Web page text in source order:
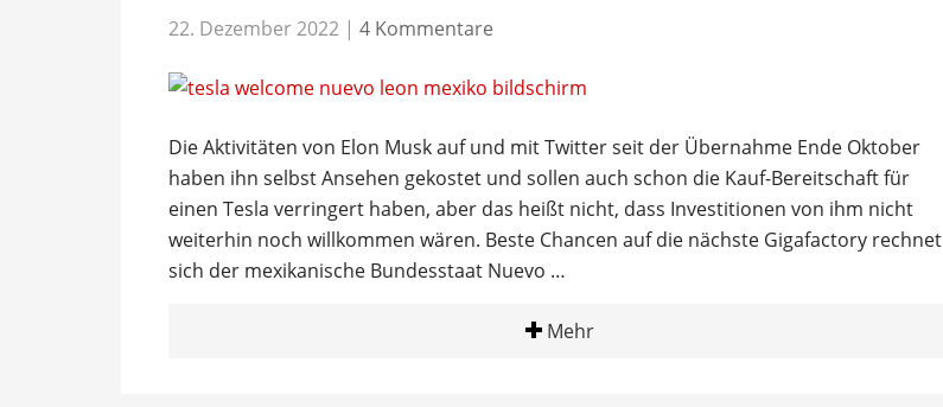
22. Dezember 2022 | 4 Kommentare
Die Aktivitäten von Elon Musk auf und mit Twitter seit der Übernahme Ende Oktober
haben ihn selbst Ansehen gekostet und sollen auch schon die Kauf-Bereitschaft für
einen Tesla verringert haben, aber das heißt nicht, dass Investitionen von ihm nicht
weiterhin noch willkommen wären. Beste Chancen auf die nächste Gigafactory rechnet
sich der mexikanische Bundesstaat Nuevo …
Mehr